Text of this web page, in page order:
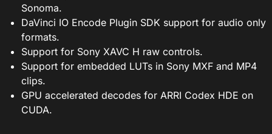
Sonoma.
DaVinci IO Encode Plugin SDK support for audio only
formats.
Support for Sony XAVC H raw controls.
Support for embedded LUTs in Sony MXF and MP4
clips.
GPU accelerated decodes for ARRI Codex HDE on
CUDA.